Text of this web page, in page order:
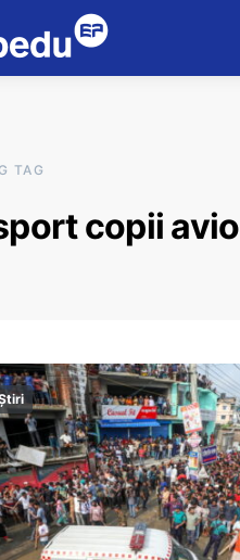
TAG
copii